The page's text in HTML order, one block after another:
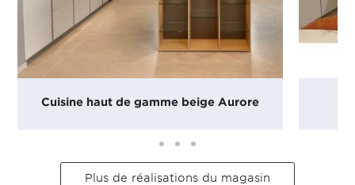
Cuisine haut de gamme beige Aurore
Plus de réalisations du magasin